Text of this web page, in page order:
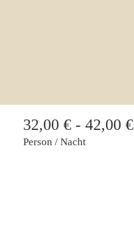
32,00 € - 42,00 €
Person / Nacht